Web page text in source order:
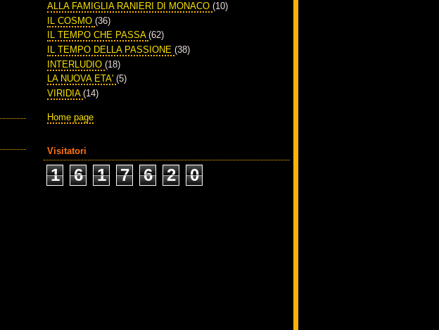
ALLA FAMIGLIA RANIERI DI MONACO (10)
IL COSMO (36)
IL TEMPO CHE PASSA (62)
IL TEMPO DELLA PASSIONE (38)
INTERLUDIO (18)
LA NUOVA ETA' (5)
VIRIDIA (14)
Home page
Visitatori
1 6 1 7 6 2 0